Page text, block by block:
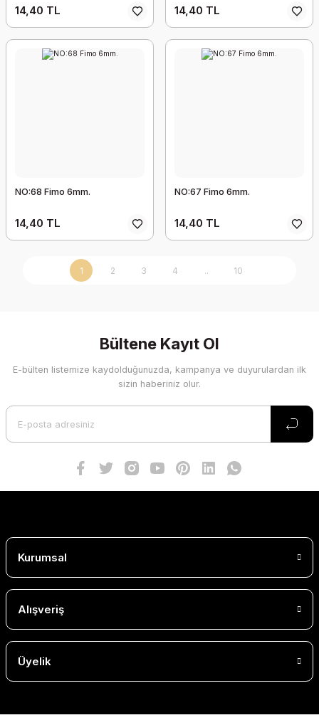
14,40 TL 14,40 TL
NO:68 Fimo 6mm.
14,40 TL
NO:67 Fimo 6mm.
14,40 TL
1 2 3 4 .. 10
Bültene Kayıt Ol
E-bülten listemize kaydolduğunuzda, kampanya ve duyurulardan ilk
sizin haberiniz olur.
Kurumsal
Alışveriş
Üyelik